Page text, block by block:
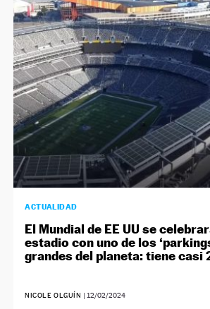
ACTUALIDAD
El Mundial de EE UU se
estadio con uno de los
grandes del planeta: tiene casi
NICOLE OLGUÍN | 12/02/2024